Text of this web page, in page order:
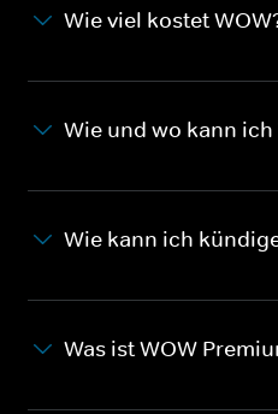
Wie viel kostet
Wie und wo kann ich
Wie kann ich
Was ist WOW